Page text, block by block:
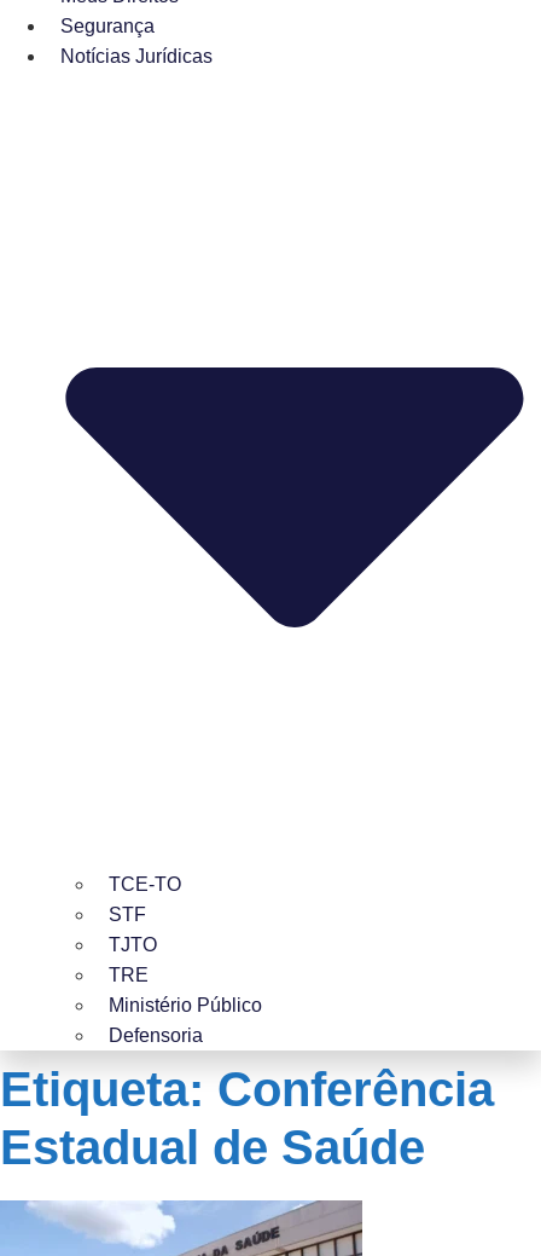
Segurança
Notícias Jurídicas
TCE-TO
STF
TJTO
TRE
Ministério Público
Defensoria
Etiqueta: Conferência
Estadual de Saúde